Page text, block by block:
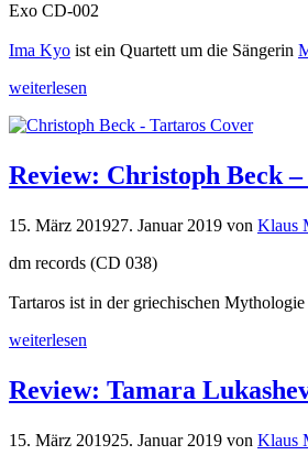
Exo CD-002
Ima Kyo ist ein Quartett um die Sängerin
weiterlesen
Review: Christoph Beck
15. März 201927. Januar 2019 von Klaus
dm records (CD 038)
Tartaros ist in der griechischen
weiterlesen
Review: Tamara
15. März 201925. Januar 2019 von Klaus